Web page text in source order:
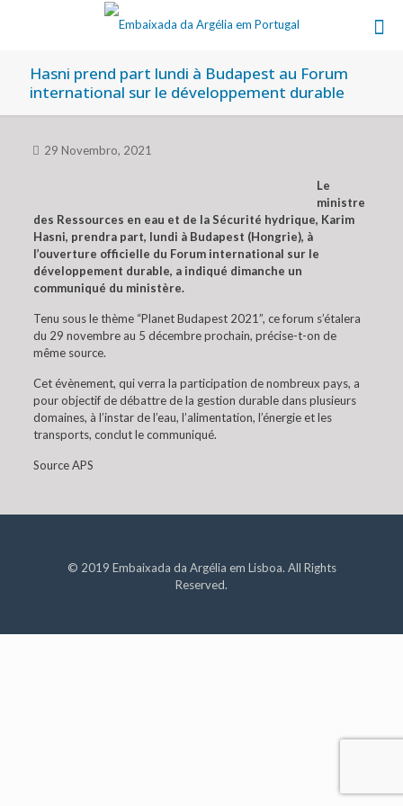
Hasni prend part lundi à Budapest au Forum
international sur le développement durable
29 Novembro, 2021
Le
ministre
des Ressources en eau et de la Sécurité hydrique, Karim
Hasni, prendra part, lundi à Budapest (Hongrie), à
l’ouverture officielle du Forum international sur le
développement durable, a indiqué dimanche un
communiqué du ministère.
Tenu sous le thème “Planet Budapest 2021”, ce forum s’étalera
du 29 novembre au 5 décembre prochain, précise-t-on de
même source.
Cet évènement, qui verra la participation de nombreux pays, a
pour objectif de débattre de la gestion durable dans plusieurs
domaines, à l’instar de l’eau, l’alimentation, l’énergie et les
transports, conclut le communiqué.
Source APS
© 2019 Embaixada da Argélia em Lisboa. All Rights
Reserved.